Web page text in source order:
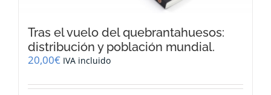
Tras el vuelo del quebrantahuesos:
distribución y población mundial.
20,00€ IVA incluido